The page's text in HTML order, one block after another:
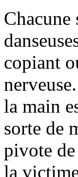
Chacune
copiant
la main
sorte de
pivote
la